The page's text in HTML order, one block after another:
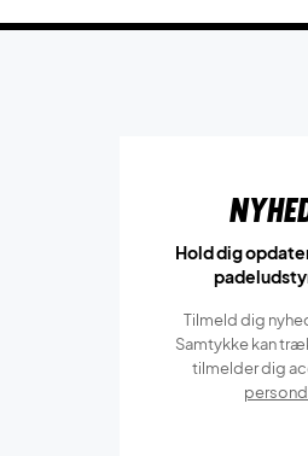
Hold dig
Tilmeld dig
Samtykke kan
tilmelder dig